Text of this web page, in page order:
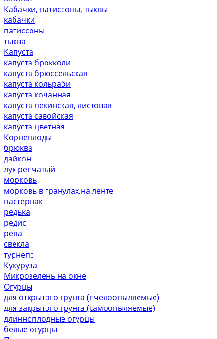
Кабачки, патиссоны, тыквы
кабачки
патиссоны
тыква
Капуста
капуста брокколи
капуста брюссельская
капуста кольраби
капуста кочанная
капуста пекинская, листовая
капуста савойская
капуста цветная
Корнеплоды
брюква
дайкон
лук репчатый
морковь
морковь в гранулах,на ленте
пастернак
редька
редис
репа
свекла
турнепс
Кукуруза
Микрозелень на окне
Огурцы
для открытого грунта (пчелоопыляемые)
для закрытого грунта (самоопыляемые)
длинноплодные огурцы
белые огурцы